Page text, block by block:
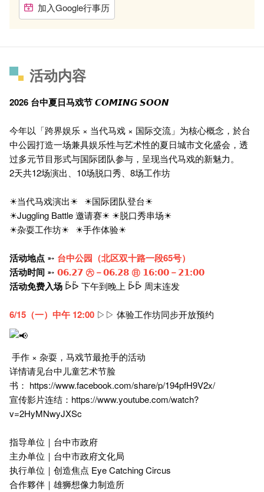
加入Google行事历
活动内容
2026 台中夏日马戏节 𝘾𝙊𝙈𝙄𝙉𝙂 𝙎𝙊𝙊𝙉
今年以「跨界娱乐 × 当代马戏 × 国际交流」为核心概念，於台
中公园打造一场兼具娱乐性与艺术性的夏日城市文化盛会，透
过多元节目形式与国际团队参与，呈现当代马戏的新魅力。
2天共12场演出、10场脱口秀、8场工作坊
☀当代马戏演出☀⠀☀国际团队登台☀ ⠀
☀Juggling Battle 邀请赛☀ ☀脱口秀串场☀ ⠀⠀⠀
☀杂耍工作坊☀⠀☀手作体验☀
活动地点 ➵ 台中公园（北区双十路一段65号）
活动时间 ➵ 𝟬𝟲.𝟮𝟳 ㊅－𝟬𝟲.𝟮𝟴 ㊐ 𝟭𝟲:𝟬𝟬－𝟮𝟭:𝟬𝟬
活动免费入场 ᐇᐇ 下午到晚上 ᐇᐇ 周末连发 ⠀
6/15（一）中午 12:00 ▷▷ 体验工作坊同步开放预约
手作 × 杂耍，马戏节最抢手的活动
详情请见台中儿童艺术节脸
书： https://www.facebook.com/share/p/194pfH9V2x/
宣传影片连结： https://www.youtube.com/watch?
v=2HyMNwyJXSc
指导单位｜台中市政府
主办单位｜台中市政府文化局
执行单位｜创造焦点 Eye Catching Circus
合作夥伴｜雄狮想像力制造所